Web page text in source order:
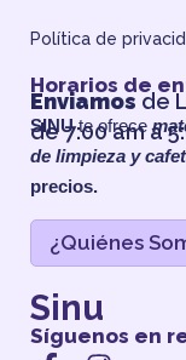
Política de
Horarios de
Enviamos de
de 7:00 am a
SINUte ofrece
de limpieza y
precios.
¿Quiénes
Sinu
Síguenos en